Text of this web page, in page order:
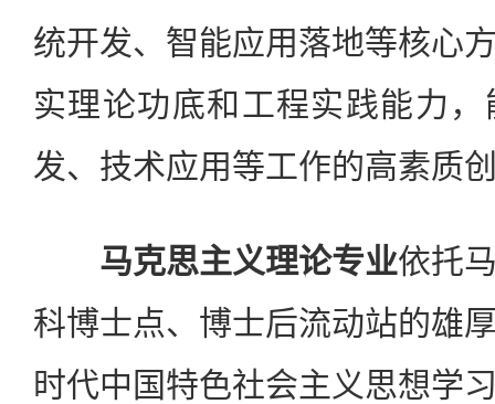
统开发、智能应用落地等核心
实理论功底和工程实践能力
发、技术应用等工作的高素质
马克思主义理论专业依托
科博士点、博士后流动站的雄
时代中国特色社会主义思想学